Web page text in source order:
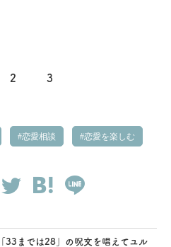
2 3
恋愛相談 恋愛を楽しむ
「33までは28」の呪文を唱えてユル